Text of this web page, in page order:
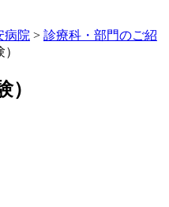
病院 > 診療科・部門のご紹
）